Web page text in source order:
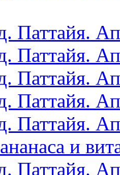
Паттайя.
Паттайя.
Паттайя.
Паттайя.
Паттайя.
и
Паттайя.